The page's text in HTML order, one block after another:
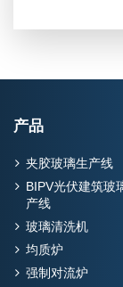
产品
夹胶玻璃生产线
BIPV光伏建筑玻
产线
玻璃清洗机
均质炉
强制对流炉